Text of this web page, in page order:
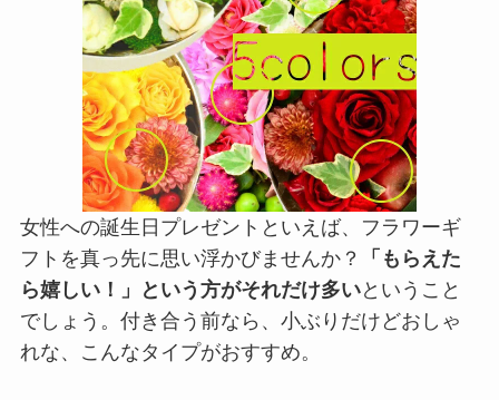
女性への誕生日プレゼントといえば、フラワーギ
フトを真っ先に思い浮かびませんか？
「もらえた
ら嬉しい！」という方がそれだけ多いということ
でしょう。付き合う前なら、小ぶりだけどおしゃ
れな、こんなタイプがおすすめ。